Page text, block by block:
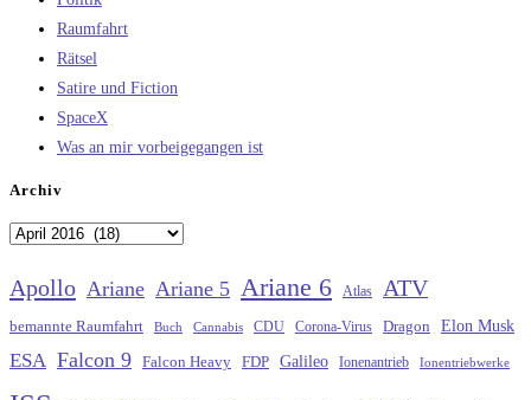
Raumfahrt
Rätsel
Satire und Fiction
SpaceX
Was an mir vorbeigegangen ist
Archiv
Archiv
Apollo Ariane Ariane 5 Ariane 6 Atlas ATV
bemannte Raumfahrt Buch Cannabis CDU Corona-Virus Dragon Elon Musk
ESA Falcon 9 Falcon Heavy FDP Galileo Ionenantrieb Ionentriebwerke